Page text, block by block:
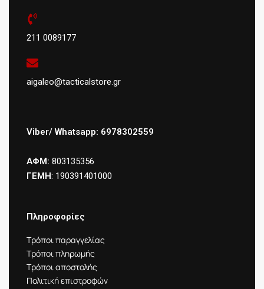
211 0089177
aigaleo@tacticalstore.gr
Viber/ Whatsapp: 6978302559
ΑΦΜ: 803135356
ΓΕΜΗ: 190391401000
Πληροφορίες
Τρόποι παραγγελίας
Τρόποι πληρωμής
Τρόποι αποστολής
Πολιτική επιστροφών